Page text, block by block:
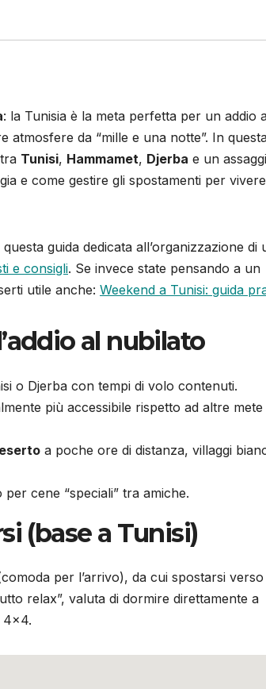
: la Tunisia è la meta perfetta per un addio
atmosfere da “mille e una notte”. In
tra Tunisi, Hammamet, Djerba e un
e come gestire gli spostamenti per
guida dedicata all’organizzazione di
e consigli. Se invece state pensando a un
utile anche: Weekend a Tunisi: guida
al nubilato
o Djerba con tempi di volo contenuti.
più accessibile rispetto ad altre mete
a poche ore di distanza, villaggi
cene “speciali” tra amiche.
(base a Tunisi)
per l’arrivo), da cui spostarsi verso
relax”, valuta di dormire direttamente a
4×4.